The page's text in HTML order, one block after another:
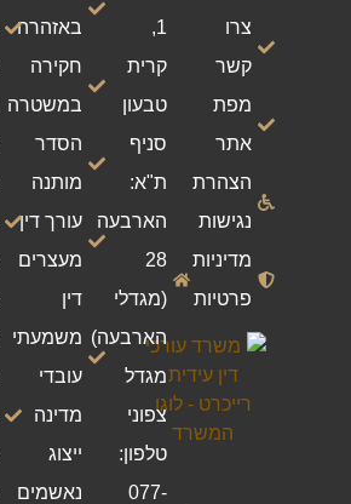
צרו
קשר
מפת
אתר
הצהרת
נגישות
מדיניות
פרטיות
1,
קרית
טבעון
סניף
ת"א:
הארבעה
28
(מגדלי
הארבעה)
מגדל
צפוני
טלפון:
077-
באזהרה
חקירה
במשטרה
הסדר
מותנה
עורך דין
מעצרים
דין
משמעתי
עובדי
מדינה
ייצוג
נאשמים